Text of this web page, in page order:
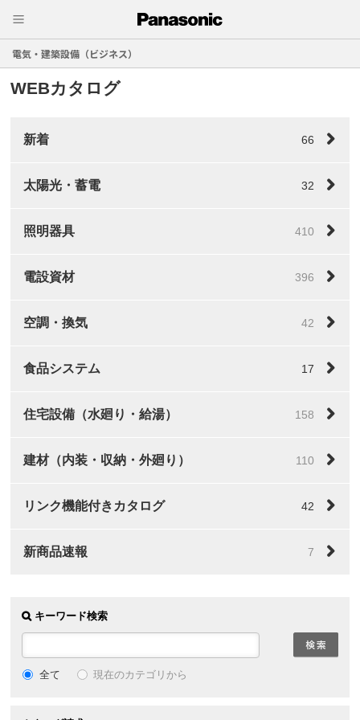
電気・建築設備（ビジネス）
WEBカタログ
新着 66
太陽光・蓄電 32
照明器具 410
電設資材 396
空調・換気 42
食品システム 17
住宅設備（水廻り・給湯） 158
建材（内装・収納・外廻り） 110
リンク機能付きカタログ 42
新商品速報 7
キーワード検索
全て 現在のカテゴリから